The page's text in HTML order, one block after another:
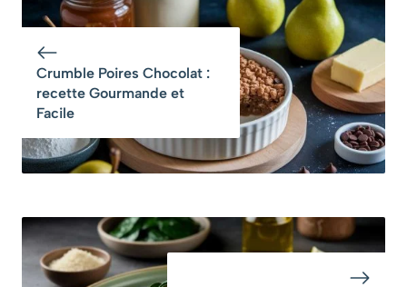
yaourt » le plus
Crumble Poires Chocolat :
recette Gourmande et
Facile